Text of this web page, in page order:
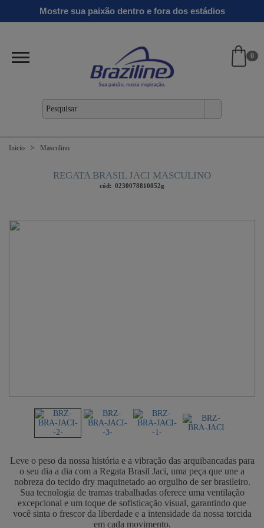
Mostre sua paixão dentro e fora dos estádios
Clássicos
Linha
Gold
Verão
0
Inicio Masculino
REGATA BRASIL JACI MASCULINO
cód: 0230078810852g
Leve o peso da nossa história e a vibração das arquibancadas para
o seu dia a dia com a Regata Brasil Jaci, uma peça que une a
nobreza do tecido dry maquinetado ao orgulho de ser brasileiro.
Sua tecnologia de tramas trabalhadas oferece uma ventilação
excepcional e um toque de sofisticação visual, garantindo que
você sinta o frescor da liberdade e a intensidade da nossa torcida
em cada movimento.